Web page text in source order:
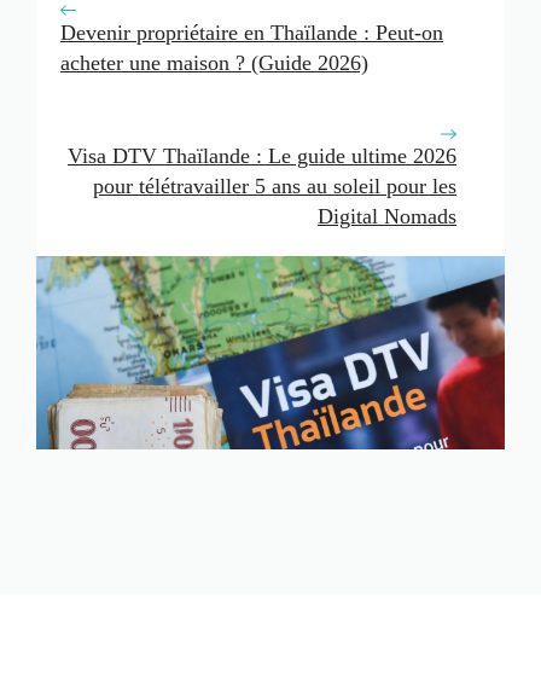
Devenir propriétaire en Thaïlande : Peut-on
acheter une maison ? (Guide 2026)
Visa DTV Thaïlande : Le guide ultime 2026
pour télétravailler 5 ans au soleil pour les
Digital Nomads